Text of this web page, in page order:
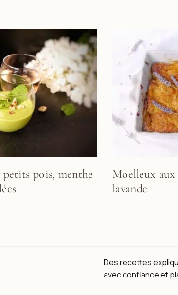
pois, menthe
Moelleux
lavande
Des recettes
avec confiance et